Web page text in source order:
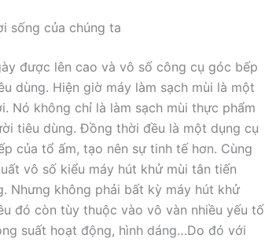
sống của chúng ta
được lên cao và vô số công cụ góc bếp
dùng. Hiện giờ máy làm sạch mùi là một
Nó không chỉ là làm sạch mùi thực phẩm
tiêu dùng. Đồng thời đều là một dụng cụ
của tổ ấm, tạo nên sự tinh tế hơn. Cùng
vô số kiểu máy hút khử mùi tân tiến
Nhưng không phải bất kỳ máy hút khử
đó còn tùy thuộc vào vô vàn nhiều yếu tố
suất hoạt động, hình dáng…Do đó với